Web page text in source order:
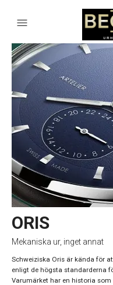
HEM
KLOCKOR
VARUMÄRKEN
BUTIKEN
ORIS
Mekaniska ur, inget annat
Schweiziska Oris är kända för
enligt de högsta standarderna
Varumärket har en historia